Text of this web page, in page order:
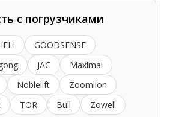
с погрузчиками
GOODSENSE
JAC
Maximal
Noblelift
Zoomlion
TOR Bull
Zowell